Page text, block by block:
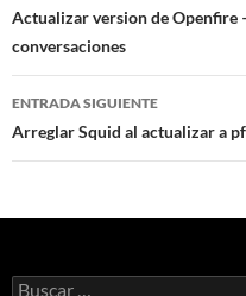
de
entradas
Actualizar version de Openfire
conversaciones
ENTRADA SIGUIENTE
Arreglar Squid al actualizar a
Buscar: